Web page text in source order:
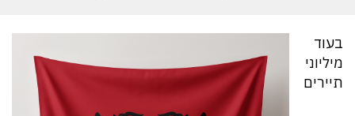
בעוד
מיליוני
תיירים